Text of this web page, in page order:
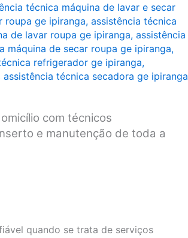
técnica máquina de lavar e secar
roupa ge ipiranga, assistência técnica
de lavar roupa ge ipiranga, assistência
máquina de secar roupa ge ipiranga,
refrigerador ge ipiranga,
assistência técnica secadora ge ipiranga
com técnicos
e manutenção de toda a
quando se trata de serviços